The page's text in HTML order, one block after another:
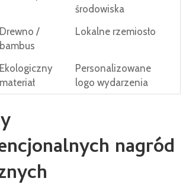
środowiska
Drewno /
bambus
Lokalne rzemiosło
Ekologiczny
materiał
Personalizowane
logo wydarzenia
nagród